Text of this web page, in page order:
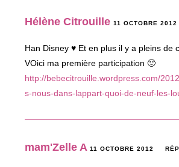
Hélène Citrouille 11 OCTOBRE 2012
Han Disney ♥ Et en plus il y a pleins de
VOici ma première participation 🙂
http://bebecitrouille.wordpress.com/
s-nous-dans-lappart-quoi-de-neuf-les-
mam'Zelle A 11 OCTOBRE 2012